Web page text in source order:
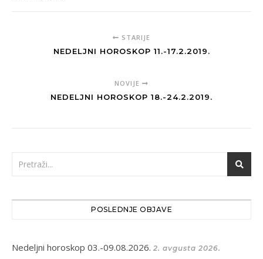
STARIJE
NEDELJNI HOROSKOP 11.-17.2.2019.
NOVIJE
NEDELJNI HOROSKOP 18.-24.2.2019.
POSLEDNJE OBJAVE
Nedeljni horoskop 03.-09.08.2026. 2. avgusta 2026.